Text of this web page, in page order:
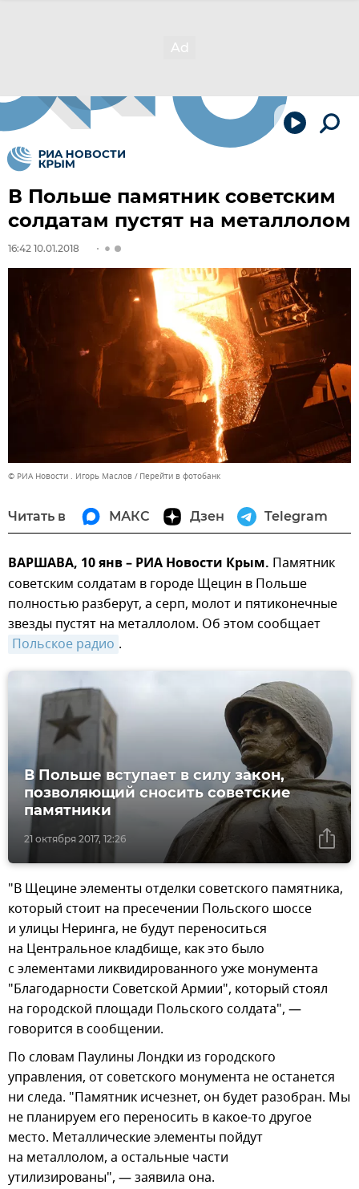
В Польше памятник советским
солдатам пустят на металлолом
16:42 10.01.2018
© РИА Новости . Игорь Маслов Перейти в фотобанк
Читать в МАКС Дзен Telegram
ВАРШАВА, 10 янв – РИА Новости Крым. Памятник
советским солдатам в городе Щецин в Польше
полностью разберут, а серп, молот и пятиконечные
звезды пустят на металлолом. Об этом сообщает
Польское радио .
21 октября 2017, 12:26
В Польше вступает в силу закон,
позволяющий сносить советские
памятники
"В Щецине элементы отделки советского памятника,
который стоит на пресечении Польского шоссе
и улицы Неринга, не будут переноситься
на Центральное кладбище, как это было
с элементами ликвидированного уже монумента
"Благодарности Советской Армии", который стоял
на городской площади Польского солдата", —
говорится в сообщении.
По словам Паулины Лондки из городского
управления, от советского монумента не останется
ни следа. "Памятник исчезнет, он будет разобран. Мы
не планируем его переносить в какое-то другое
место. Металлические элементы пойдут
на металлолом, а остальные части
утилизированы", — заявила она.